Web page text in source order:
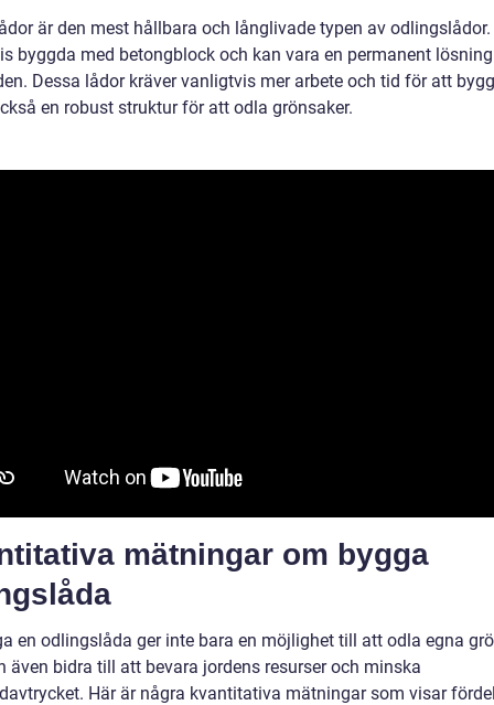
är den mest hållbara och långlivade typen av odlingslådor.
byggda med betongblock och kan vara en permanent
Dessa lådor kräver vanligtvis mer arbete och tid för att
en robust struktur för att odla grönsaker.
mätningar om bygga
en odlingslåda ger inte bara en möjlighet till att odla egna
även bidra till att bevara jordens resurser och minska
Här är några kvantitativa mätningar som visar